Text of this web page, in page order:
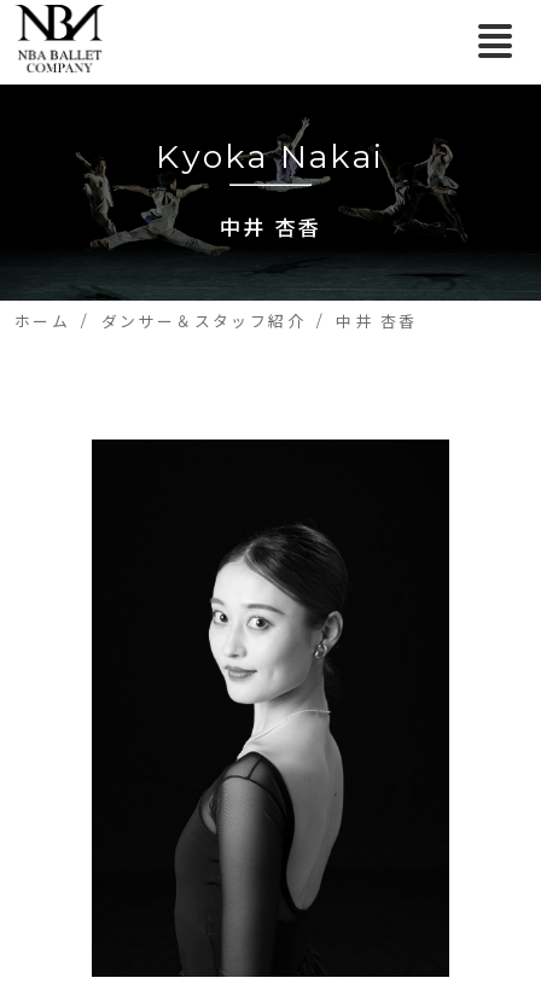
Kyoka Nakai
中井 杏香
ホーム ダンサー＆スタッフ紹介 中井 杏香